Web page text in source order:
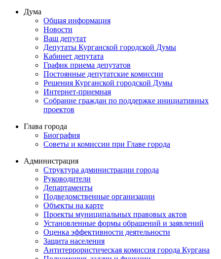
Дума
Общая информация
Новости
Ваш депутат
Депутаты Курганской городской Думы
Кабинет депутата
График приема депутатов
Постоянные депутатские комиссии
Решения Курганской городской Думы
Интернет-приемная
Собрание граждан по поддержке инициативных
проектов
Глава города
Биография
Советы и комиссии при Главе города
Администрация
Структура администрации города
Руководители
Департаменты
Подведомственные организации
Объекты на карте
Проекты муниципальных правовых актов
Установленные формы обращений и заявлений
Оценка эффективности деятельности
Защита населения
Антитеррористическая комиссия города Кургана